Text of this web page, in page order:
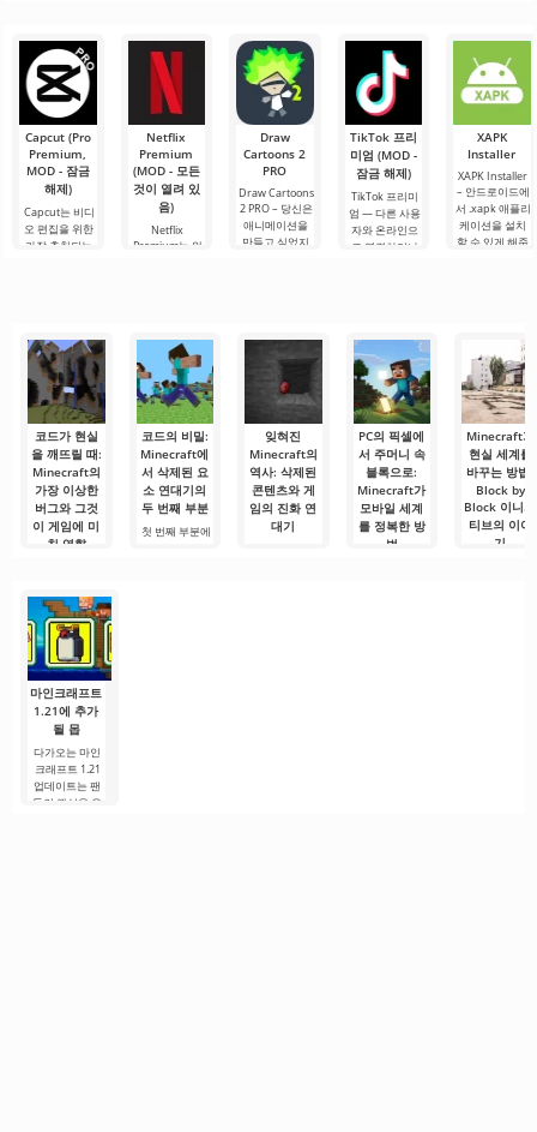
가 여러분! 오늘
저는 상상의 흰
가운을 입기로
했습니다 그리
하는 데 도움을
주며, 그와 친구
가 되어야 한다
는 것을 알고 있
습니다. 그가 도
움을 주도록.
크래프트 세계
에서는 항상 무
언가가 일어납
니다: 새로운 블
록, 신비로운 생
물 군계, 그리고.
글을 쓰는 동안
에도 감정이 북
받쳐 오릅니다.
오늘은 단순한
리뷰가 아닙니
다 — 이것은 저
의.
Minecraft의 기
본 키를 사용하
면 필요한 요소
를 선택하고, 기
능, 인벤토리 또
는 주변 물체와
Capcut (Pro
Premium,
MOD - 잠금
해제)
Capcut는 비디
오 편집을 위한
가장 추천되는
장합니다. 많은
사용자에게 무
료 버전은 모든
편집 요구를
Netflix
Premium
(MOD - 모든
것이 열려 있
음)
Netflix
Premium는 안
있는 서비스 중
하나입니다. 이
곳에는 최신 미
디어 제품뿐만
아니라
Draw
Cartoons 2
PRO
Draw Cartoons
2 PRO – 당신은
애니메이션을
만들고 싶었지
에 달려 있습니
다. 복잡한
TikTok 프리
미엄 (MOD -
잠금 해제)
TikTok 프리미
엄 — 다른 사용
자와 온라인으
로 연결하거나
루를 시작하거
나 힘든 하루를.
XAPK
Installer
XAPK Installer
– 안드로이드에
서 .xapk 애플리
케이션을 설치
할 수 있게 해줍
코드가 현실
을 깨뜨릴 때:
Minecraft의
가장 이상한
버그와 그것
이 게임에 미
친 영향
건축하는 게임
이 아닙니다. 10
년이 넘는 시간
동안
코드의 비밀:
Minecraft에
서 삭제된 요
소 연대기의
두 번째 부분
첫 번째 부분에
잊혀진
Minecraft의
역사: 삭제된
콘텐츠와 게
임의 진화 연
대기
PC의 픽셀에
서 주머니 속
블록으로:
Minecraft가
모바일 세계
를 정복한 방
법
Minecraft가
현실 세계를
바꾸는 방법:
Block by
Block 이니셔
티브의 이야
기
마인크래프트
1.21에 추가
될 몹
다가오는 마인
크래프트 1.21
업데이트는 팬
들의 관심을 유